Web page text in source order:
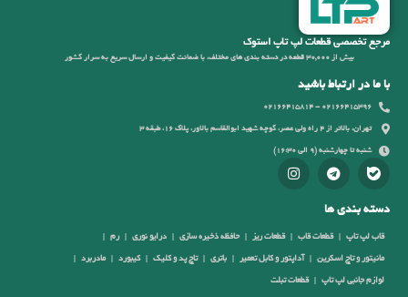
مرجع تخصصی قطعات لپ تاپ استوک
بیش از 30,000 قطعه در دسته بندی های مختلف، با ضمانت کیفیت و ارسال سریع به سرار کشور
با ما در ارتباط باشید
02166415396 - 02166415814
تهران، بالاتر از 4 راه ولی عصر، کوچه شهید ابوالقاسم بالاور، پلاک 16، طبقه 3
شنبه تا چهارشنبه (9 الی 16:30)
دسته بندی ها
قاب لپ تاپ قطعات قاب قطعات ریز حافظه ذخیره سازی درایو نوری رم
مانیتور و تاچ اسکرین آداپتور و کابل تعمیر باتری تاچ پد و کلیک کیبورد مادربرد
لوازم جانبی لپ تاپ قطعات تبلت